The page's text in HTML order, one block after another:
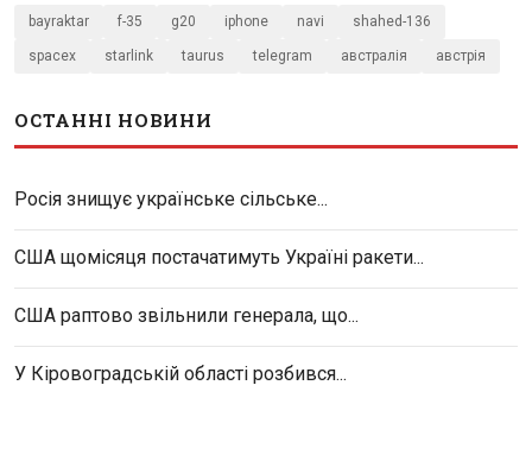
bayraktar f-35 g20 iphone navi shahed-136
spacex starlink taurus telegram австралія австрія
ОСТАННІ НОВИНИ
Росія знищує українське сільське...
США щомісяця постачатимуть Україні ракети...
США раптово звільнили генерала, що...
У Кіровоградській області розбився...